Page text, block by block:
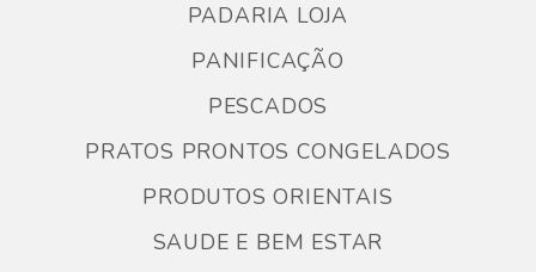
PADARIA LOJA
PANIFICAÇÃO
PESCADOS
PRATOS PRONTOS CONGELADOS
PRODUTOS ORIENTAIS
SAUDE E BEM ESTAR